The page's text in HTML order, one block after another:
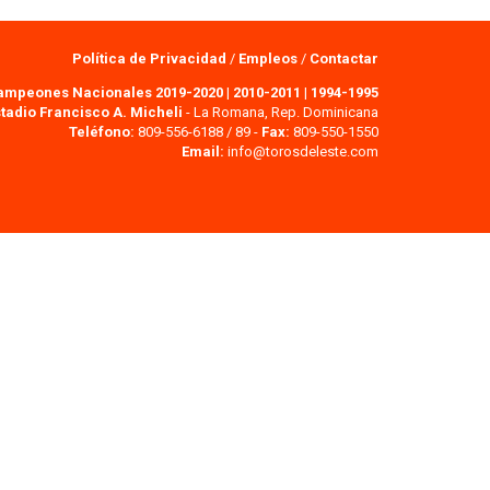
Política de Privacidad / Empleos / Contactar
Nacionales 2019-2020 | 2010-2011 | 1994-1995
Francisco A. Micheli - La Romana, Rep. Dominicana
Teléfono: 809-556-6188 / 89 - Fax: 809-550-1550
Email: info@torosdeleste.com